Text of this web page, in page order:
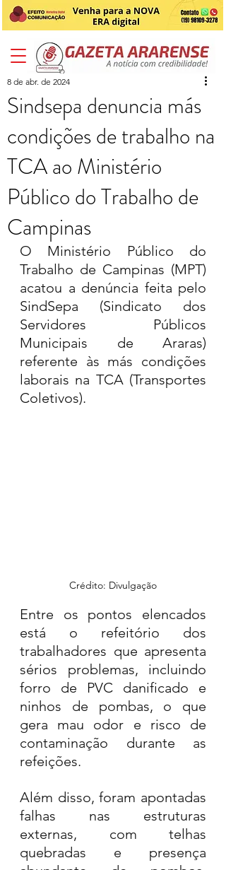
Sindsepa denuncia más
condições de trabalho na
TCA ao Ministério
Público do Trabalho de
Campinas
8 de abr. de 2024
O Ministério Público do
Trabalho de Campinas (MPT)
acatou a denúncia feita pelo
SindSepa (Sindicato dos
Servidores Públicos
Municipais de Araras)
referente às más condições
laborais na TCA (Transportes
Coletivos).
Crédito: Divulgação
Entre os pontos elencados
está o refeitório dos
trabalhadores que apresenta
sérios problemas, incluindo
forro de PVC danificado e
ninhos de pombas, o que
gera mau odor e risco de
contaminação durante as
refeições.
Além disso, foram apontadas
falhas nas estruturas
externas, com telhas
quebradas e presença